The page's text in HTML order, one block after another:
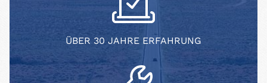
ÜBER 30 JAHRE ERFAHRUNG